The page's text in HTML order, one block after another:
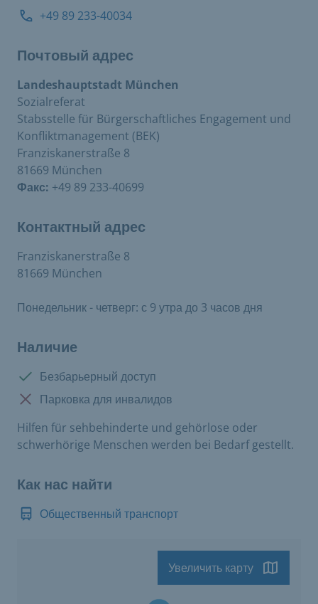
+49 89 233-40034
Почтовый адрес
Landeshauptstadt München
Sozialreferat
Stabsstelle für Bürgerschaftliches Engagement und
Konfliktmanagement (BEK)
Franziskanerstraße 8
81669 München
Факс: +49 89 233-40699
Контактный адрес
Franziskanerstraße 8
81669 München
Понедельник - четверг: с 9 утра до 3 часов дня
Наличие
Доступно:
Безбарьерный доступ
Нет в наличии:
Парковка для инвалидов
Hilfen für sehbehinderte und gehörlose oder
schwerhörige Menschen werden bei Bedarf gestellt.
Как нас найти
Общественный транспорт
Увеличить карту